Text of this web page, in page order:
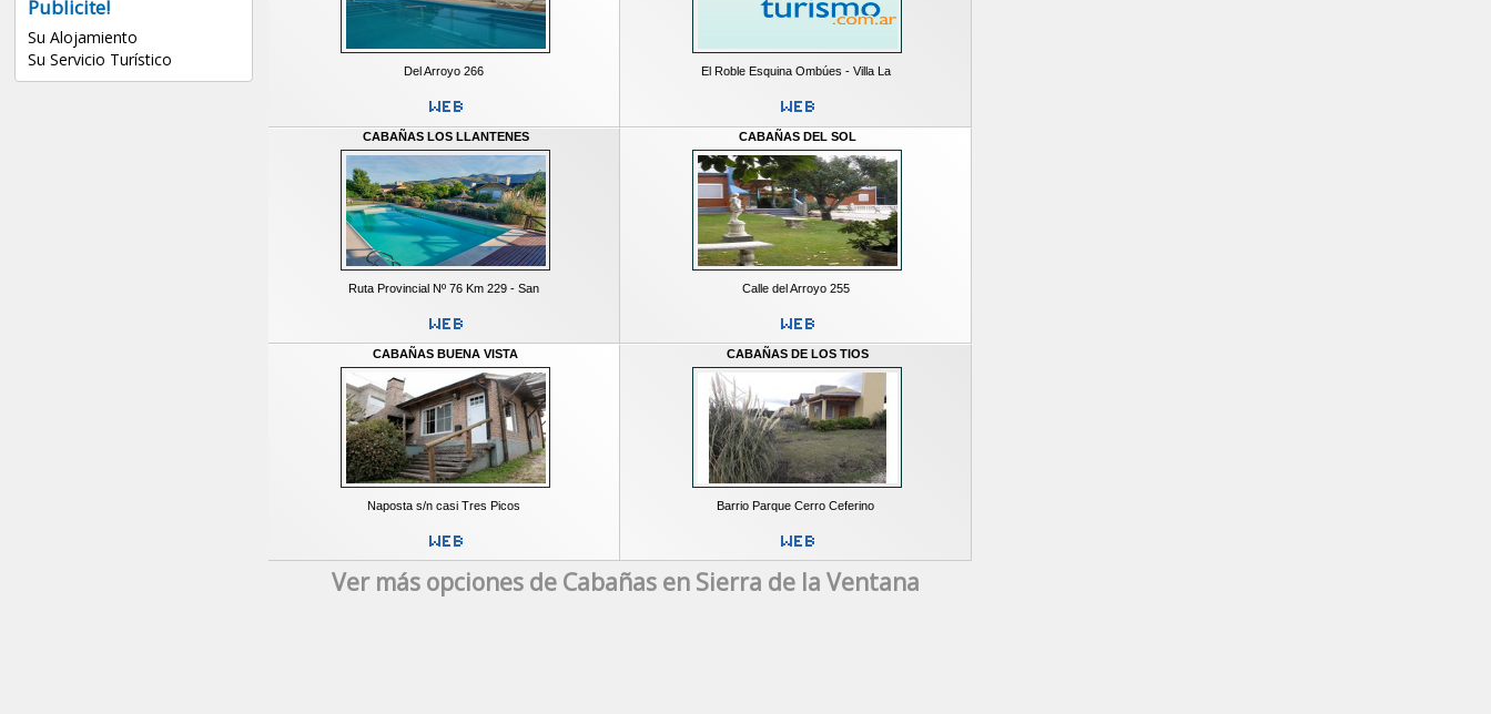
Publicite!
Su Alojamiento
Su Servicio Turístico
Del Arroyo 266 El Roble Esquina Ombúes - Villa La
CABAÑAS LOS LLANTENES
Ruta Provincial Nº 76 Km 229 - San
CABAÑAS DEL SOL
Calle del Arroyo 255
CABAÑAS BUENA VISTA
Naposta s/n casi Tres Picos
CABAÑAS DE LOS TIOS
Barrio Parque Cerro Ceferino
Ver más opciones de Cabañas en Sierra de la Ventana